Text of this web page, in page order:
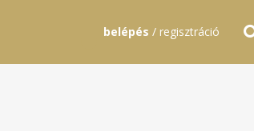
belépés / regisztráció